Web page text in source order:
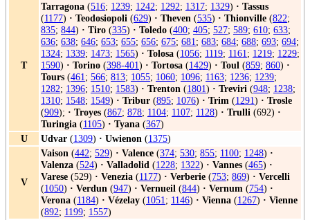
T
Tarragona (516; 1239; 1242; 1292; 1317; 1329) · Tassus
(1177) · Teodosiopoli (629) · Theven (535) · Thionville (822;
835; 844) · Tiro (335) · Toledo (400; 405; 527; 589; 610; 633;
636; 638; 646; 653; 655; 656; 675; 681; 683; 684; 688; 693; 694;
1324; 1339; 1473; 1565) · Tolosa (1056; 1119; 1161; 1219; 1229;
1590) · Torino (398-401) · Tortosa (1429) · Toul (859; 860) ·
Tours (461; 566; 813; 1055; 1060; 1096; 1163; 1236; 1239;
1282; 1396; 1510; 1583) · Trenton (1801) · Treviri (948; 1238;
1310; 1548; 1549) · Tribur (895; 1076) · Trim (1291) · Trosle
(909); · Troyes (867; 878; 1104; 1107; 1128) · Trulli (692) ·
Turingia (1105) · Tyana (367)
U
Udvar (1309) · Uwienon (1375)
V
Vaison (442; 529) · Valence (374; 530; 855; 1100; 1248) ·
Valenza (524) · Valladolid (1228; 1322) · Vannes (465) ·
Varese (529) · Venezia (1177) · Verberie (753; 869) · Vercelli
(1050) · Verdun (947) · Vernueil (844) · Vernum (754) ·
Verona (1184) · Vézelay (1051; 1146) · Vienna (1267) · Vienne
(892; 1199; 1557)